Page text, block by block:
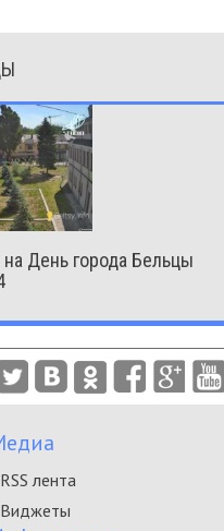
День города Бельцы
RSS лента
Виджеты